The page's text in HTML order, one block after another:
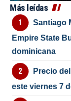
Más leídas
Santiago
Empire State
dominicana
Precio
este viernes 7